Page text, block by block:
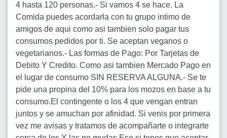
4 hasta 120 personas.- Si vamos 4 se hace. La
Comida puedes acordarla con tu grupo intimo de
amigos de aqui como asi tambien solo pagar tus
consumos pedidos por ti. Se aceptan veganos o
vegetarianos.- Las formas de Pago: Por Tarjetas de
Debito Y Credito. Como asi tambien Mercado Pago en
el lugar de consumo SIN RESERVA ALGUNA.- Se te
pide una propina del 10% para los mozos en base a tu
consumo.El contingente o los 4 que vengan entran
juntos y se amuchan por afinidad. Si venis por primera
vez me avisas y tratamos de acompañarte o integrarte